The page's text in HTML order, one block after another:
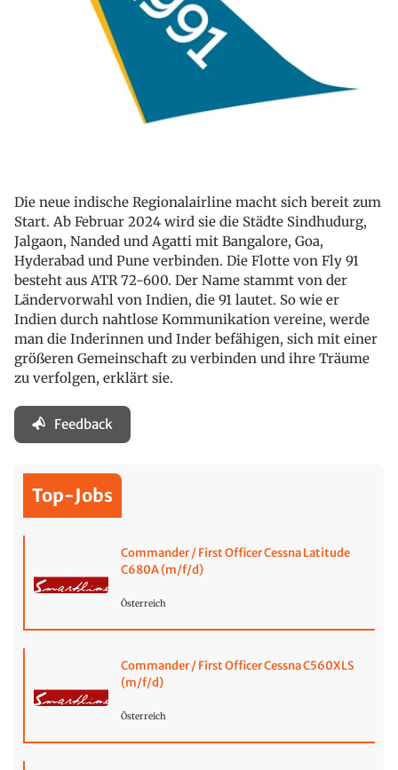
Die neue indische Regionalairline macht sich bereit zum
Start. Ab Februar 2024 wird sie die Städte Sindhudurg,
Jalgaon, Nanded und Agatti mit Bangalore, Goa,
Hyderabad und Pune verbinden. Die Flotte von Fly 91
besteht aus ATR 72-600. Der Name stammt von der
Ländervorwahl von Indien, die 91 lautet. So wie er
Indien durch nahtlose Kommunikation vereine, werde
man die Inderinnen und Inder befähigen, sich mit einer
größeren Gemeinschaft zu verbinden und ihre Träume
zu verfolgen, erklärt sie.
Feedback
Top-Jobs
Commander / First Officer Cessna Latitude
C680A (m/f/d)
Österreich
Commander / First Officer Cessna C560XLS
(m/f/d)
Österreich